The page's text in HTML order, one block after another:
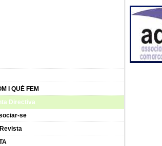
I QUÈ FEM
Directiva
se